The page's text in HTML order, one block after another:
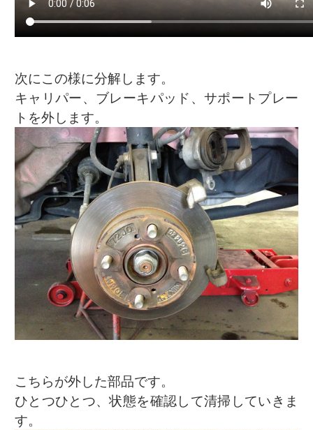
次にこの様に分解します。
キャリパー、ブレーキパッド、サポートプレー
トを外します。
こちらが外した部品です。
ひとつひとつ、状態を確認して清掃していきま
す。